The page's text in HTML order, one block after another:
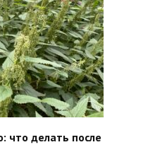
что делать после